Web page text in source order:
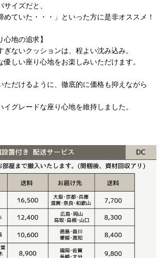
サイズだと、
めていた・・・」といった方に是非オススメ！
心地の追求】
ぎないクッションは、程よい沈み込み。
優しい座り心地をお楽しみいただけます。
ただけるように、徹底的に価格も抑えながら
イグレードな座り心地を維持しました。